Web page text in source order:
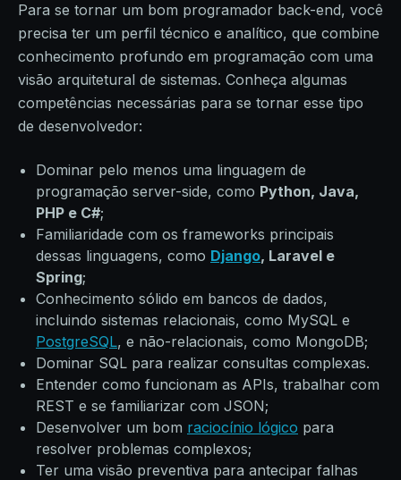
Para se tornar um bom programador back-end, você
precisa ter um perfil técnico e analítico, que combine
conhecimento profundo em programação com uma
visão arquitetural de sistemas. Conheça algumas
competências necessárias para se tornar esse tipo
de desenvolvedor:
Dominar pelo menos uma linguagem de
programação server-side, como Python, Java,
PHP e C#;
Familiaridade com os frameworks principais
dessas linguagens, como Django, Laravel e
Spring;
Conhecimento sólido em bancos de dados,
incluindo sistemas relacionais, como MySQL e
PostgreSQL, e não-relacionais, como MongoDB;
Dominar SQL para realizar consultas complexas.
Entender como funcionam as APIs, trabalhar com
REST e se familiarizar com JSON;
Desenvolver um bom raciocínio lógico para
resolver problemas complexos;
Ter uma visão preventiva para antecipar falhas